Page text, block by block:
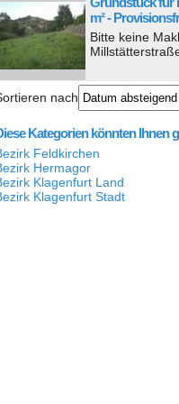
m² -
Bitte keine
nach
Kategorien könnten Ihnen
Feldkirchen
Hermagor
Klagenfurt Land
Klagenfurt Stadt